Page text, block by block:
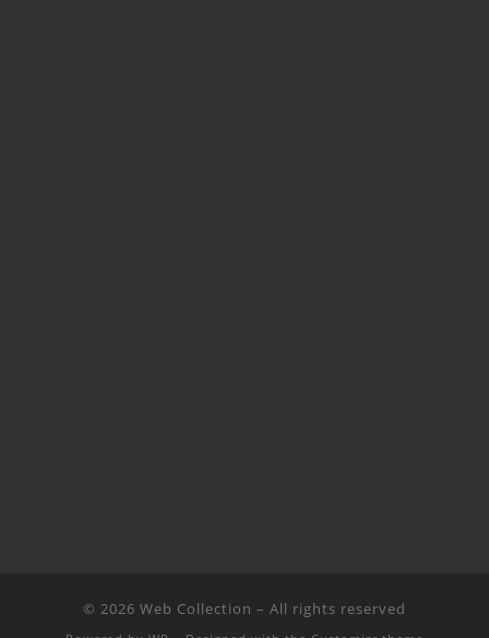
© 2026 Web Collection – All rights reserved